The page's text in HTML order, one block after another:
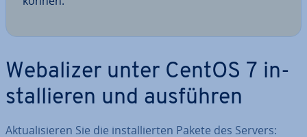
Webalizer unter CentOS 7 in­
stal­lie­ren und ausführen
Ak­tua­li­sie­ren Sie die in­stal­lier­ten Pakete des Servers: